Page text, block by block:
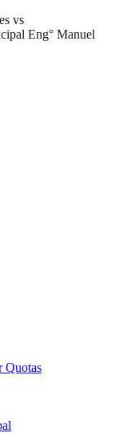
vs
Eng° Manuel
Quotas